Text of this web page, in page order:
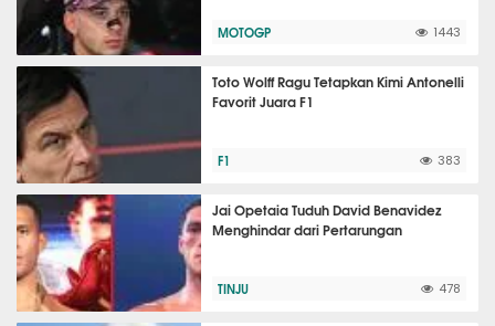
MOTOGP 1443
Toto Wolff Ragu Tetapkan Kimi Antonelli
Favorit Juara F1
F1 383
Jai Opetaia Tuduh David Benavidez
Menghindar dari Pertarungan
TINJU 478